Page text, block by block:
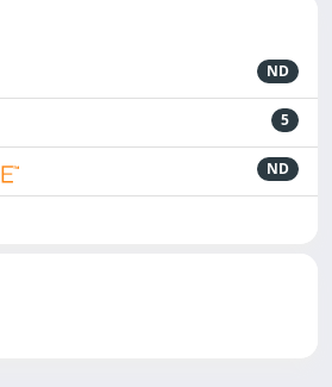
ND
5
ND